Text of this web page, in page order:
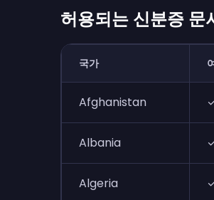
허용되는 신분증 문
국가
Afghanistan
Albania
Algeria